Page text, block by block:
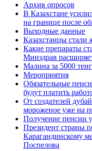
Архив опросов
В Казахстане
на границе после
Выходные данные
Казахстанцы стали
Какие препараты
Минздрав
Малина за 5000
Мероприятия
Обязательные
будут платить
От создателей
мороженое уже на
Получение пенсии
Президент страны
Карагандинскому
Поспелова